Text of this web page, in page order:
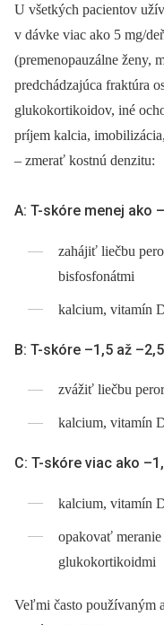
U všetkých pacientov
v dávke viac ako 5 mg/
(premenopauzálne ženy,
predchádzajúca fraktúra
glukokortikoidov, iné
príjem kalcia,
–⁠ zmerať kostnú denzitu:
A: T-skóre menej ako
zahájiť liečbu
bisfosfonátmi
kalcium, vitamín
B: T-skóre –1,5 až
zvážiť liečbu
kalcium, vitamín
C: T-skóre viac ako
kalcium, vitamín
opakovať
glukokortikoidmi
Veľmi často používaným